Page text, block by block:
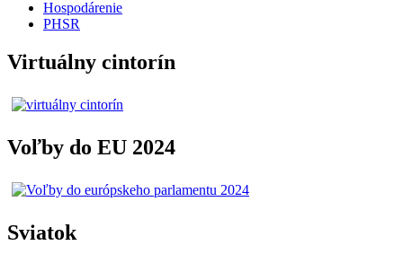
Hospodárenie
PHSR
Virtuálny cintorín
Voľby do EU 2024
Sviatok